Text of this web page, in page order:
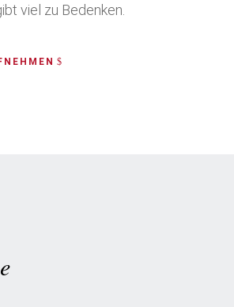
viel zu Bedenken.